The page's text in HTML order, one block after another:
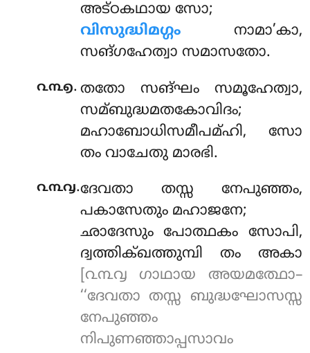
അട്ഠകഥായ സോ;
വിസുദ്ധിമഗ്ഗം നാമാ’കാ,
സങ്ഗഹേത്വാ സമാസതോ.
൨൩൭. തതോ സങ്ഘം സമൂഹേത്വാ,
സമ്ബുദ്ധമതകോവിദം;
മഹാബോധിസമീപമ്ഹി, സോ
തം വാചേതു മാരഭി.
൨൩൮.ദേവതാ തസ്സ നേപുഞ്ഞം,
പകാസേതും മഹാജനേ;
ഛാദേസും പോത്ഥകം സോപി,
ദ്വത്തിക്ഖത്തുമ്പി തം അകാ
[൨൩൮ ഗാഥായ അയമത്ഥോ–
‘‘ദേവതാ തസ്സ ബുദ്ധഘോസസ്സ
നേപുഞ്ഞം
നിപുണഞ്ഞാപ്പസാവം